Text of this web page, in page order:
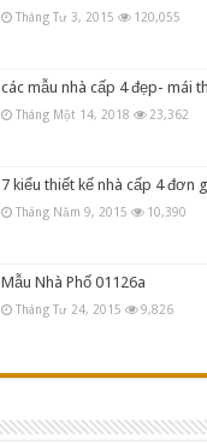
Tháng Tư 3, 2015 120,055
các mẫu nhà cấp 4 đẹp- mái
Tháng Một 14, 2018 23,362
7 kiểu thiết kế nhà cấp 4 đơn
Tháng Năm 9, 2015 10,390
Mẫu Nhà Phố 01126a
Tháng Tư 24, 2015 9,826